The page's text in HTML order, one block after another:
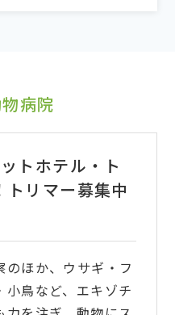
病院
トホテル・ト
トリマー募集中
ほか、ウサギ・フ
鳥など、エキゾチ